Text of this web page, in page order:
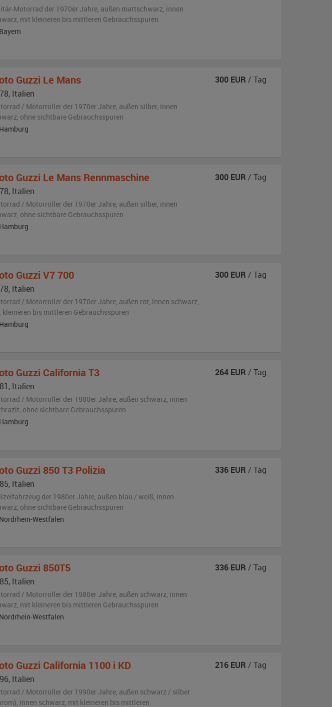
Motorrad der 1970er Jahre, außen mattschwarz, innen
, mit kleineren bis mittleren Gebrauchsspuren
Bayern
Guzzi Le Mans
, Italien
/ Motorroller der 1970er Jahre, außen silber, innen
, ohne sichtbare Gebrauchsspuren
Hamburg
300 EUR / Tag
Guzzi Le Mans Rennmaschine
, Italien
/ Motorroller der 1970er Jahre, außen silber, innen
, ohne sichtbare Gebrauchsspuren
Hamburg
300 EUR / Tag
Guzzi V7 700
, Italien
/ Motorroller der 1970er Jahre, außen rot, innen schwarz,
kleineren bis mittleren Gebrauchsspuren
Hamburg
300 EUR / Tag
Guzzi California T3
, Italien
/ Motorroller der 1980er Jahre, außen schwarz, innen
, ohne sichtbare Gebrauchsspuren
Hamburg
264 EUR / Tag
Guzzi 850 T3 Polizia
, Italien
der 1980er Jahre, außen blau / weiß, innen
, ohne sichtbare Gebrauchsspuren
Nordrhein-Westfalen
336 EUR / Tag
Guzzi 850T5
, Italien
/ Motorroller der 1980er Jahre, außen schwarz, innen
, mit kleineren bis mittleren Gebrauchsspuren
Nordrhein-Westfalen
336 EUR / Tag
Guzzi California 1100 i KD
, Italien
/ Motorroller der 1990er Jahre, außen schwarz / silber
, innen schwarz, mit kleineren bis mittleren
216 EUR / Tag